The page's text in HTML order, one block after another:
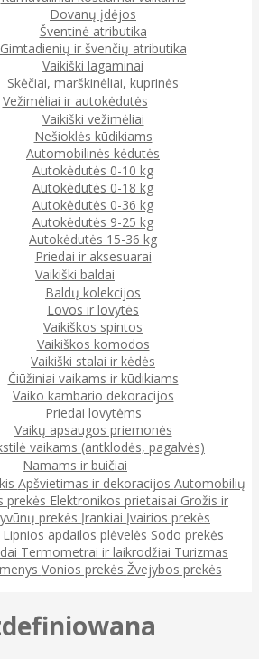
Dovanų įdėjos
Šventinė atributika
Gimtadienių ir švenčių atributika
Vaikiški lagaminai
Skėčiai, marškinėliai, kuprinės
Vežimėliai ir autokėdutės
Vaikiški vežimėliai
Nešioklės kūdikiams
Automobilinės kėdutės
Autokėdutės 0-10 kg
Autokėdutės 0-18 kg
Autokėdutės 0-36 kg
Autokėdutės 9-25 kg
Autokėdutės 15-36 kg
Priedai ir aksesuarai
Vaikiški baldai
Baldų kolekcijos
Lovos ir lovytės
Vaikiškos spintos
Vaikiškos komodos
Vaikiški stalai ir kėdės
Čiūžiniai vaikams ir kūdikiams
Vaiko kambario dekoracijos
Priedai lovytėms
Vaikų apsaugos priemonės
vaikams (antklodės, pagalvės)
Namams ir buičiai
Apšvietimas ir dekoracijos Automobilių
prekės Elektronikos prietaisai Grožis ir
prekės Įrankiai Įvairios prekės
Lipnios apdailos plėvelės Sodo prekės
Termometrai ir laikrodžiai Turizmas
Vonios prekės Žvejybos prekės